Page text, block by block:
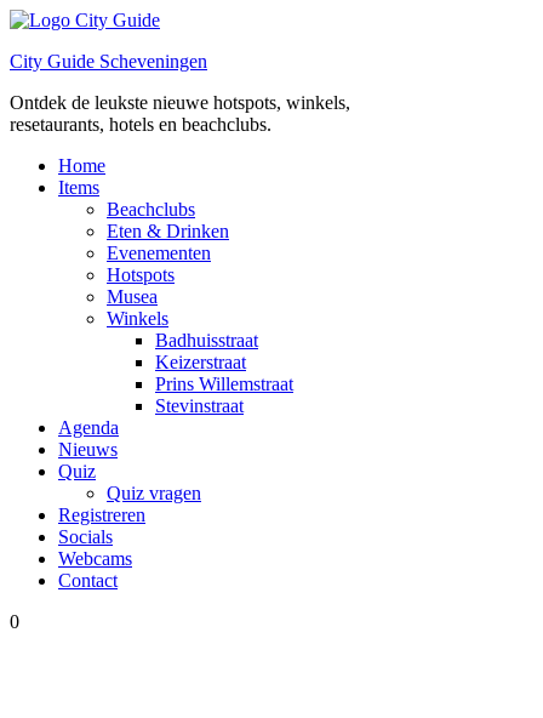
Ga
de
City Guide Scheveningen
Ontdek de leukste nieuwe hotspots, winkels,
resetaurants, hotels en beachclubs.
Home
Items
Beachclubs
Eten & Drinken
Evenementen
Hotspots
Musea
Winkels
Badhuisstraat
Keizerstraat
Prins Willemstraat
Stevinstraat
Agenda
Nieuws
Quiz
Quiz vragen
Registreren
Socials
Webcams
Contact
0